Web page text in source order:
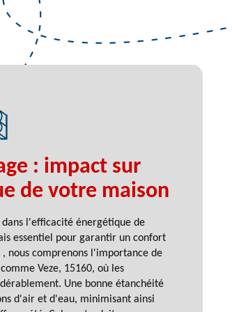
: impact sur
de votre maison
l'efficacité énergétique de
essentiel pour garantir un confort
nous comprenons l'importance de
Veze, 15160, où les
Une bonne étanchéité
d'air et d'eau, minimisant ainsi